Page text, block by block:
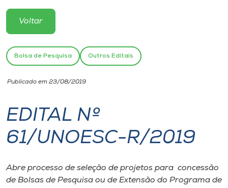
Atendimento ao Estudante
Portal de Ensino
Unoesc
Internacionalização
I.nova
Diplomados
Voltar
Bolsa de Pesquisa Outros Editais
Publicado em 23/08/2019
EDITAL Nº
61/UNOESC-R/2019
Abre processo de seleção de projetos para concessão
de Bolsas de Pesquisa ou de Extensão do Programa de